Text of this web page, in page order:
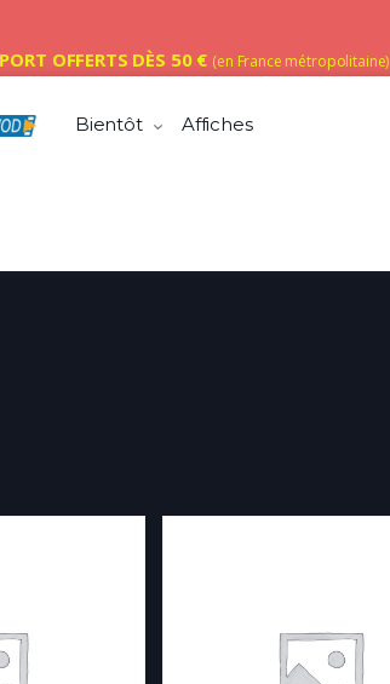
OFFERTS DÈS 50 € (en France métropolitaine)
Bientôt Affiches